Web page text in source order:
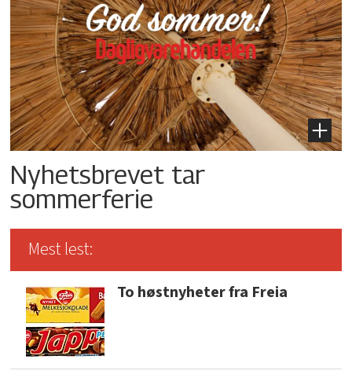
Nyhetsbrevet tar
sommerferie
Mest lest:
To høstnyheter fra Freia